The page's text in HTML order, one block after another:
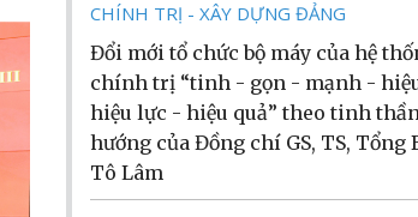
CHÍNH TRỊ - XÂY DỰNG ĐẢNG
Đổi mới tổ chức bộ máy của hệ
chính trị “tinh - gọn - mạnh -
hiệu lực - hiệu quả” theo tinh
hướng của Đồng chí GS, TS, Tổng
Tô Lâm